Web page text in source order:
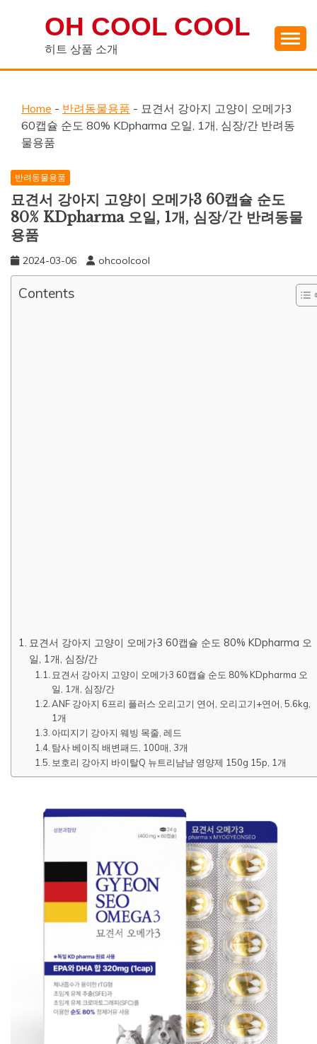
OH COOL COOL
히트 상품 소개
Home - 반려동물용품 - 묘견서 강아지 고양이 오메가3
60캡슐 순도 80% KDpharma 오일, 1개, 심장/간 반려동
물용품
반려동물용품
묘견서 강아지 고양이 오메가3 60캡슐 순도
80% KDpharma 오일, 1개, 심장/간 반려동물
용품
2024-03-06 ohcoolcool
Contents
묘견서 강아지 고양이 오메가3 60캡슐 순도 80% KDpharma 오
일, 1개, 심장/간
묘견서 강아지 고양이 오메가3 60캡슐 순도 80% KDpharma 오
일, 1개, 심장/간
ANF 강아지 6프리 플러스 오리고기 연어, 오리고기+연어, 5.6kg,
1개
아띠지기 강아지 웨빙 목줄, 레드
탐사 베이직 배변패드, 100매, 3개
보호리 강아지 바이탈Q 뉴트리냠냠 영양제 150g 15p, 1개